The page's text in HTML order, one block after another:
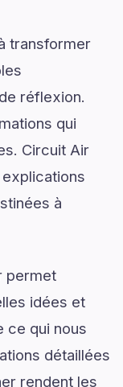
transformer
réflexion.
qui
Circuit Air
à
permet
idées et
ce qui nous
détaillées
rendent les